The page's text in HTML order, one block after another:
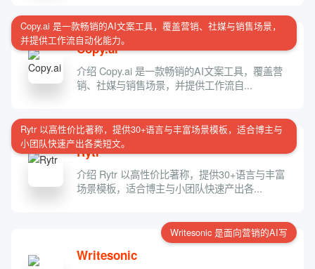
Copy.ai 是一款畅销的AI文案工具，覆盖营销、社媒与销售场景，
并提供工作流自动化能力。
Copy.ai
介绍 Copy.ai 是一款畅销的AI文案工具，覆盖营
销、社媒与销售场景，并提供工作流自...
Rytr 以高性价比著称，提供30+语言与丰富场景模板，适合博主与
小团队快速产出各类短文。
Rytr
介绍 Rytr 以高性价比著称，提供30+语言与丰富
场景模板，适合博主与小团队快速产出各...
Writesonic 是面向营销的AI写
Writesonic